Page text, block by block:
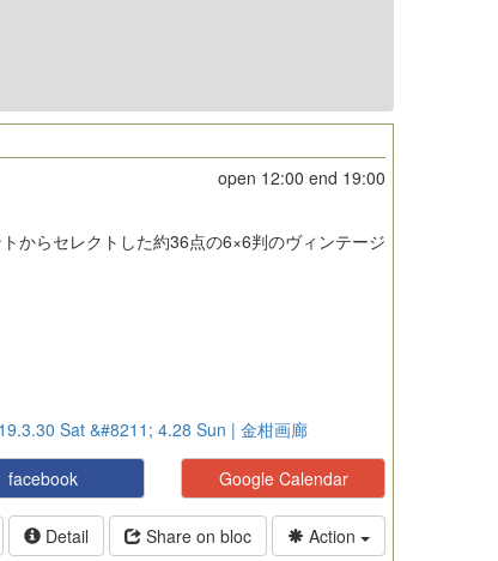
open 12:00 end 19:00
からセレクトした約36点の6×6判のヴィンテージ
Sat &#8211; 4.28 Sun | 金柑画廊
facebook Google Calendar
Detail Share on bloc Action